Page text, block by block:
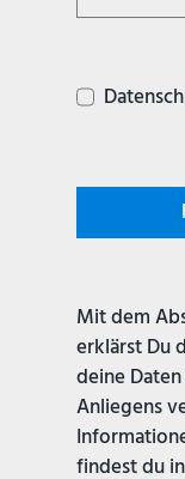
Mit dem
erklärst Du
deine
Anliegens
findest du